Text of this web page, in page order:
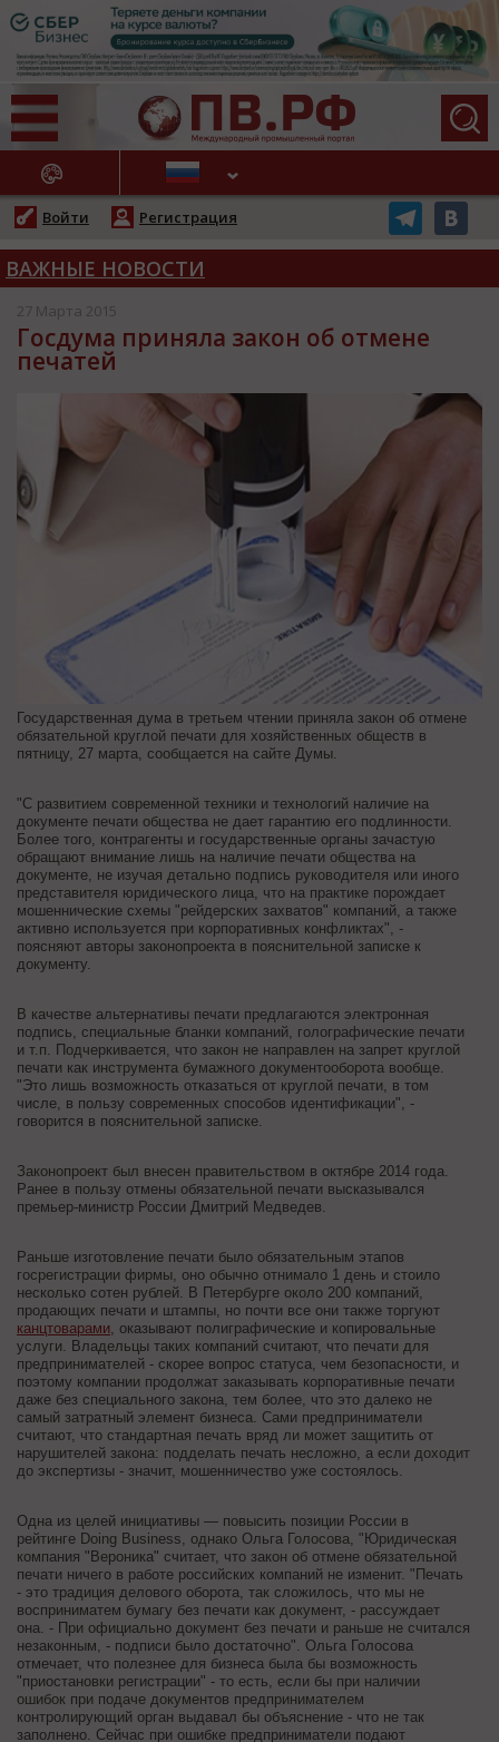
НОВОСТИ
Войти Регистрация
ВАЖНЫЕ НОВОСТИ
27 Марта 2015
Госдума приняла закон об отмене
печатей
Государственная дума в третьем чтении приняла закон об отмене
обязательной круглой печати для хозяйственных обществ в
пятницу, 27 марта, сообщается на сайте Думы.
"С развитием современной техники и технологий наличие на
документе печати общества не дает гарантию его подлинности.
Более того, контрагенты и государственные органы зачастую
обращают внимание лишь на наличие печати общества на
документе, не изучая детально подпись руководителя или иного
представителя юридического лица, что на практике порождает
мошеннические схемы "рейдерских захватов" компаний, а также
активно используется при корпоративных конфликтах", -
поясняют авторы законопроекта в пояснительной записке к
документу.
В качестве альтернативы печати предлагаются электронная
подпись, специальные бланки компаний, голографические печати
и т.п. Подчеркивается, что закон не направлен на запрет круглой
печати как инструмента бумажного документооборота вообще.
"Это лишь возможность отказаться от круглой печати, в том
числе, в пользу современных способов идентификации", -
говорится в пояснительной записке.
Законопроект был внесен правительством в октябре 2014 года.
Ранее в пользу отмены обязательной печати высказывался
премьер-министр России Дмитрий Медведев.
Раньше изготовление печати было обязательным этапов
госрегистрации фирмы, оно обычно отнимало 1 день и стоило
несколько сотен рублей. В Петербурге около 200 компаний,
продающих печати и штампы, но почти все они также торгуют
канцтоварами , оказывают полиграфические и копировальные
услуги. Владельцы таких компаний считают, что печати для
предпринимателей - скорее вопрос статуса, чем безопасности, и
поэтому компании продолжат заказывать корпоративные печати
даже без специального закона, тем более, что это далеко не
самый затратный элемент бизнеса. Сами предприниматели
считают, что стандартная печать вряд ли может защитить от
нарушителей закона: подделать печать несложно, а если доходит
до экспертизы - значит, мошенничество уже состоялось.
Одна из целей инициативы — повысить позиции России в
рейтинге Doing Business, однако Ольга Голосова, "Юридическая
компания "Вероника" считает, что закон об отмене обязательной
печати ничего в работе российских компаний не изменит. "Печать
- это традиция делового оборота, так сложилось, что мы не
восприниматем бумагу без печати как документ, - рассуждает
она. - При официально документ без печати и раньше не считался
незаконным, - подписи было достаточно". Ольга Голосова
отмечает, что полезнее для бизнеса была бы возможность
"приостановки регистрации" - то есть, если бы при наличии
ошибок при подаче документов предпринимателем
контролирующий орган выдавал бы объяснение - что не так
заполнено. Сейчас при ошибке предприниматели подают